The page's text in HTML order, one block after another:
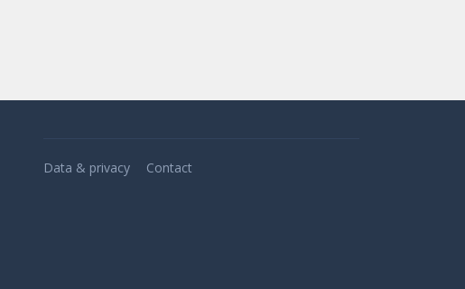
Data & privacy Contact